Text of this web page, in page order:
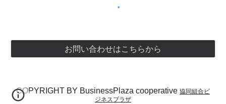
お問い合わせはこちらから
COPYRIGHT BY BusinessPlaza cooperative 協同組合ビ
ジネスプラザ